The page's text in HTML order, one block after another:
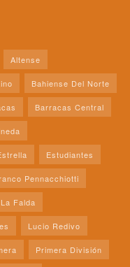
Altense
Bahiense Del Norte
Barracas Central
Estudiantes
Pennacchiotti
La Falda
Lucio Redivo
Primera División